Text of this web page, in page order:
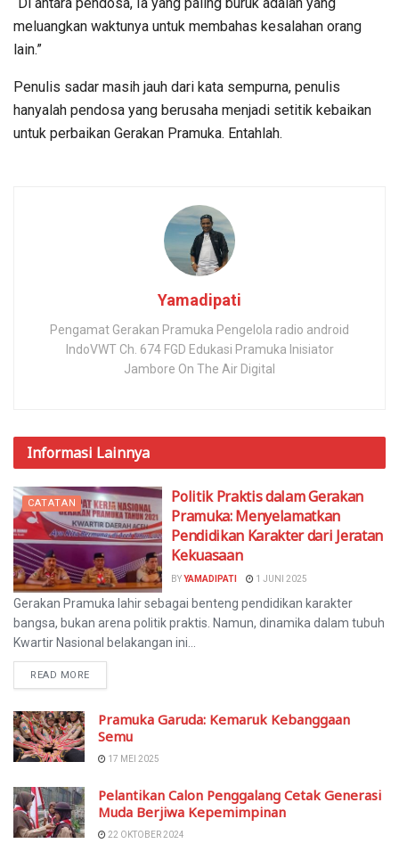
meluangkan waktunya untuk membahas kesalahan orang
lain.”
Penulis sadar masih jauh dari kata sempurna, penulis
hanyalah pendosa yang berusaha menjadi setitik kebaikan
untuk perbaikan Gerakan Pramuka. Entahlah.
Yamadipati
Pengamat Gerakan Pramuka Pengelola radio android
IndoVWT Ch. 674 FGD Edukasi Pramuka Inisiator
Jambore On The Air Digital
Informasi Lainnya
CATATAN
Politik Praktis dalam Gerakan
Pramuka: Menyelamatkan
Pendidikan Karakter dari Jeratan
Kekuasaan
BYYAMADIPATI 1 JUNI 2025
Gerakan Pramuka lahir sebagai benteng pendidikan karakter
bangsa, bukan arena politik praktis. Namun, dinamika dalam tubuh
Kwartir Nasional belakangan ini...
READ MORE
Pramuka Garuda: Kemaruk Kebanggaan
Semu
17 MEI 2025
Pelantikan Calon Penggalang Cetak Generasi
Muda Berjiwa Kepemimpinan
22 OKTOBER 2024